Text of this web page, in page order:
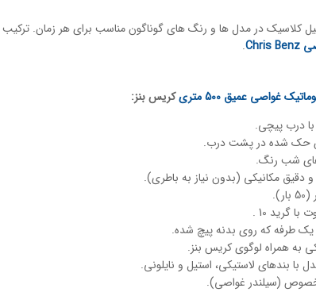
کلاسیک در مدل ها و رنگ های گوناگون مناسب برای هر زمان.
Chris Benz
.
غواصی عمیق 500 متری
کریس بنز:
درب پیچی.
حک شده در پشت درب.
های شب رنگ.
و دقیق مکانیکی (بدون نیاز به باطری).
گرید 10 .
طرفه که روی بدنه پیچ شده.
به همراه لوگوی کریس بنز.
بندهای لاستیکی، استیل و نایلونی.
(سیلندر غواصی).